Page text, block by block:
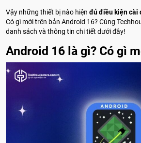
Vậy những thiết bị nào hiện đủ điều kiện cài
Có gì mới trên bản Android 16? Cùng
danh sách và thông tin chi tiết dưới đây!
Android 16 là gì? Có gì